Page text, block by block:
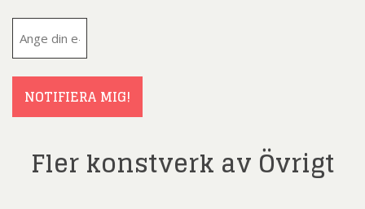
NOTIFIERA MIG!
Fler konstverk av Övrigt